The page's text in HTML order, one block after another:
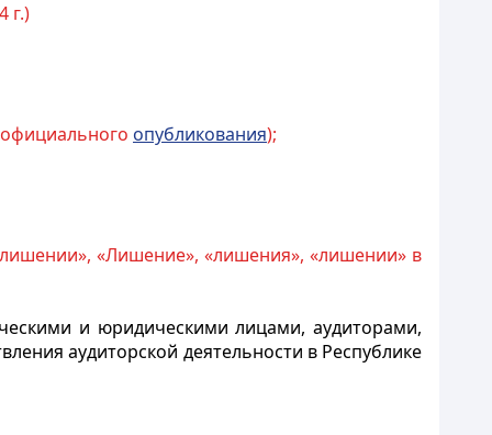
г.)
опубликования);
лишении», «Лишение», «лишения», «лишении» в
и юридическими лицами, аудиторами,
аудиторской деятельности в Республике